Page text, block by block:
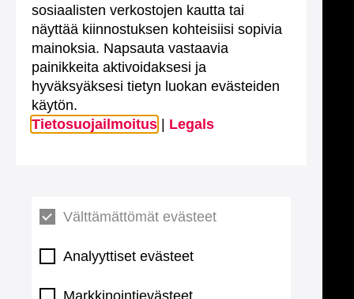
sosiaalisten verkostojen kautta tai
näyttää kiinnostuksen kohteisiisi sopivia
mainoksia. Napsauta vastaavia
painikkeita aktivoidaksesi ja
hyväksyäksesi tietyn luokan evästeiden
käytön.
Tietosuojailmoitus
Legals
Välttämättömät evästeet
Analyyttiset evästeet
Markkinointievästeet